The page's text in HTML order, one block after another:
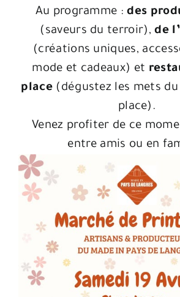
Au programme :des p
(saveurs du terroir),de
(créations uniques,
mode et cadeaux) et
place(dégustez les mets
place).
Venez profiter de ce
entre amis ou en